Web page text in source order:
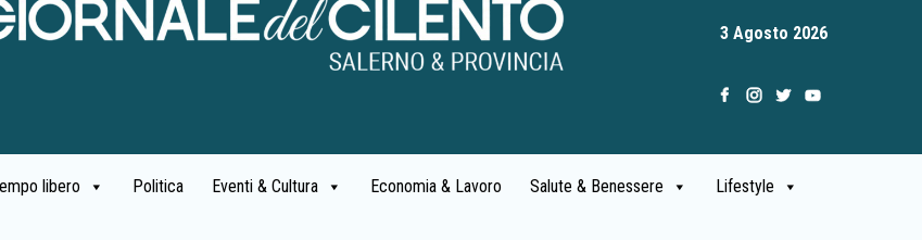
3 Agosto 2026
libero Politica Eventi & Cultura Economia & Lavoro Salute & Benessere Lifestyle